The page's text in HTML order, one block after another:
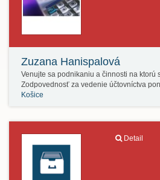
Zuzana Hanispalová
Venujte sa podnikaniu a činnosti na ktorú
Zodpovednosť za vedenie účtovníctva
Košice
Detail